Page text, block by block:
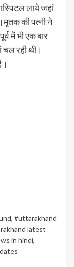
लाये जहां
।मृतक की पत्नी ने
में भी एक बार
चल रही थी।
, #uttarakhand
latest
in hindi,